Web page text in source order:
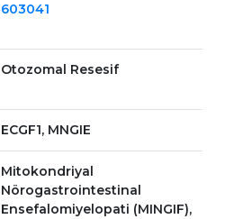
603041
Otozomal Resesif
ECGF1, MNGIE
Mitokondriyal
Nörogastrointestinal
Ensefalomiyelopati (MINGIF),